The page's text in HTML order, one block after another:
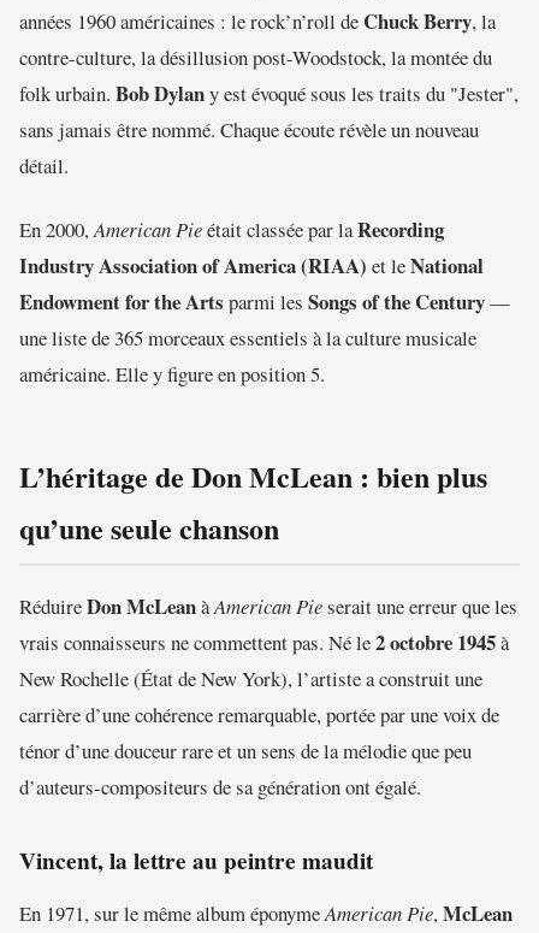
années 1960 américaines : le rock’n’roll de Chuck Berry, la
contre-culture, la désillusion post-Woodstock, la montée du
folk urbain. Bob Dylany est évoqué sous les traits du "Jester",
sans jamais être nommé. Chaque écoute révèle un nouveau
détail.
En 2000,American Pieétait classée par laRecording
Industry Association of America (RIAA) et leNational
Endowment for the Arts parmi les Songs of the Century—
une liste de 365 morceaux essentiels à la culture musicale
américaine. Elle y figure en position 5.
L’héritage de Don McLean : bien plus
qu’une seule chanson
RéduireDon McLeanàAmerican Pieserait une erreur que les
vrais connaisseurs ne commettent pas. Né le2 octobre 1945à
New Rochelle (État de New York), l’artiste a construit une
carrière d’une cohérence remarquable, portée par une voix de
ténor d’une douceur rare et un sens de la mélodie que peu
d’auteurs-compositeurs de sa génération ont égalé.
Vincent, la lettre au peintre maudit
En 1971, sur le même album éponymeAmerican Pie, McLean